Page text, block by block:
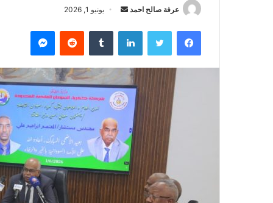
عرفة صالح احمد
ل
ب
ر
ي
د
إ
ل
ك
يونيو 1, 2026
فيسبوك لينكدإن